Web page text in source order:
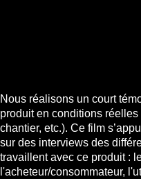
Nous réalisons un court
produit en conditions
chantier, etc.). Ce film
sur des interviews des
travaillent avec ce produit :
l'acheteur/consommateur,